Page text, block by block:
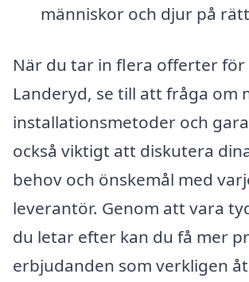
människor och djur på
När du tar in flera offerter för
Landeryd, se till att fråga om
installationsmetoder och
också viktigt att diskutera
behov och önskemål med
leverantör. Genom att vara
du letar efter kan du få mer
erbjudanden som verkligen